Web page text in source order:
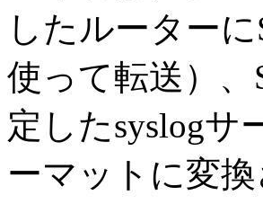
したルーターに
使って転送）、
定したsyslogサ
ーマットに変